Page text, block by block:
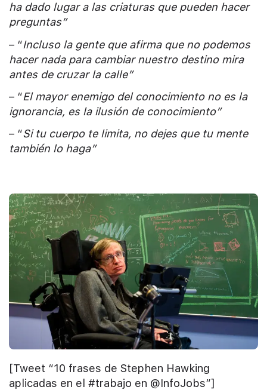
ha dado lugar a las criaturas que pueden hacer
preguntas”
– “Incluso la gente que afirma que no podemos
hacer nada para cambiar nuestro destino mira
antes de cruzar la calle”
– “El mayor enemigo del conocimiento no es la
ignorancia, es la ilusión de conocimiento”
– “Si tu cuerpo te limita, no dejes que tu mente
también lo haga”
[Tweet “10 frases de Stephen Hawking
aplicadas en el #trabajo en @InfoJobs”]